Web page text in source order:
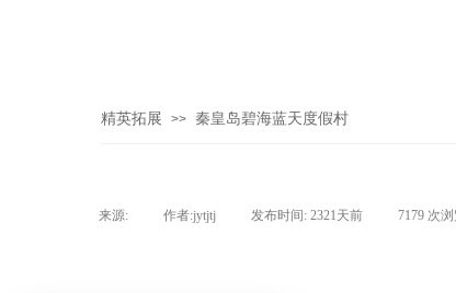
精英拓展 >> 秦皇岛碧海蓝天度假村
来源: 作者:jytjtj 发布时间: 2321天前 7179 次